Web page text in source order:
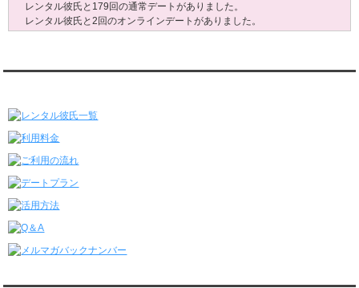
レンタル彼氏と179回の通常デートがありました。
レンタル彼氏と2回のオンラインデートがありました。
レンタル彼氏と3回のオンラインデートがありました。
レンタル彼氏と2回のオンラインデートがありました。
6/15～6/21
レンタル彼氏と4回のオンラインデートがありました。
6/8～6/14
レンタル彼氏と161回の通常デートがありました。
レンタル彼氏と3回のオンラインデートがありました。
6/1～6/7
レンタル彼氏と165回の通常デートがありました。